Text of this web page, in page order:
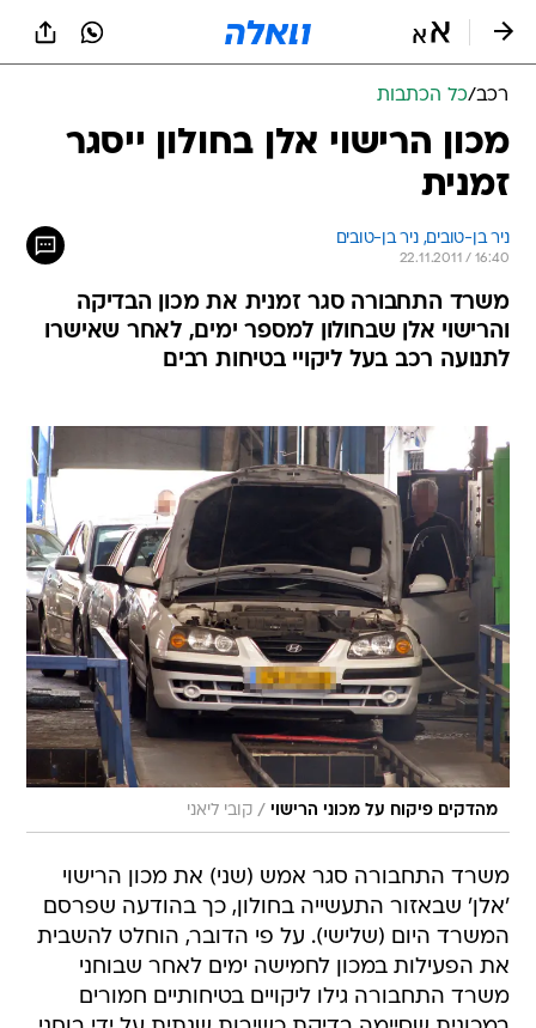
רכב/כל הכתבות
מכון הרישוי אלן בחולון ייסגר
זמנית
ניר בן-טובים, ניר בן-טובים
22.11.2011 / 16:40
משרד התחבורה סגר זמנית את מכון הבדיקה
והרישוי אלן שבחולון למספר ימים, לאחר שאישרו
לתנועה רכב בעל ליקויי בטיחות רבים
מהדקים פיקוח על מכוני הרישוי / קובי ליאני
משרד התחבורה סגר אמש (שני) את מכון הרישוי
'אלן' שבאזור התעשייה בחולון, כך בהודעה שפרסם
המשרד היום (שלישי). על פי הדובר, הוחלט להשבית
את הפעילות במכון לחמישה ימים לאחר שבוחני
משרד התחבורה גילו ליקויים בטיחותיים חמורים